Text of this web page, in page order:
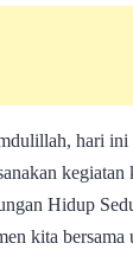
hari ini
Hidup
kita bersama